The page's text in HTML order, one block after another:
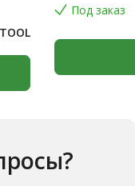
Под заказ